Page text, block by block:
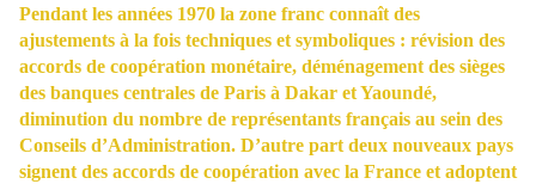
Pendant les années 1970 la zone franc connaît des
ajustements à la fois techniques et symboliques : révision des
accords de coopération monétaire, déménagement des sièges
des banques centrales de Paris à Dakar et Yaoundé,
diminution du nombre de représentants français au sein des
Conseils d’Administration. D’autre part deux nouveaux pays
signent des accords de coopération avec la France et adoptent